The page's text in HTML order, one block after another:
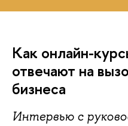
Как онлайн-
отвечают на
бизнеса
Интервью с